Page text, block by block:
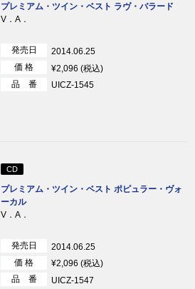
プレミアム・ツイン・ベスト ラヴ・バラード
V．A．
発売日
2014.06.25
価 格
¥2,096 (税込)
品 番
UICZ-1545
CD
プレミアム・ツイン・ベスト ポピュラー・ヴォ
ーカル
V．A．
発売日
2014.06.25
価 格
¥2,096 (税込)
品 番
UICZ-1547